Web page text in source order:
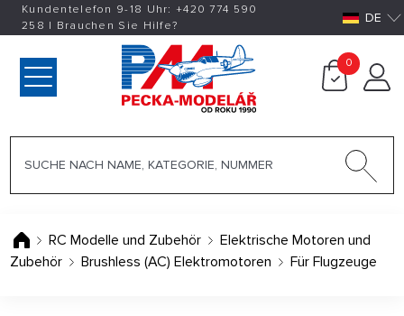
Kundentelefon 9-18 Uhr: +420774 590
258 | Brauchen Sie Hilfe? DE
0
RC Modelle und Zubehör
Elektrische Motoren und
Zubehör
Brushless (AC) Elektromotoren Für Flugzeuge